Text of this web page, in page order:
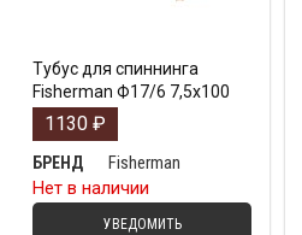
Тубус для спиннинга
Fisherman Ф17/6 7,5х100
1130 ₽
БРЕНД
Fisherman
Нет в наличии
УВЕДОМИТЬ